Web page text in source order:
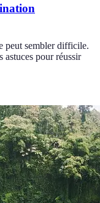
peut sembler difficile.
astuces pour réussir